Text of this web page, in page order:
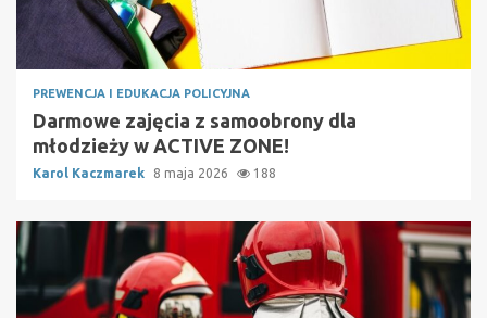
PREWENCJA I EDUKACJA POLICYJNA
Darmowe zajęcia z samoobrony dla
młodzieży w ACTIVE ZONE!
Karol Kaczmarek 8 maja 2026 188